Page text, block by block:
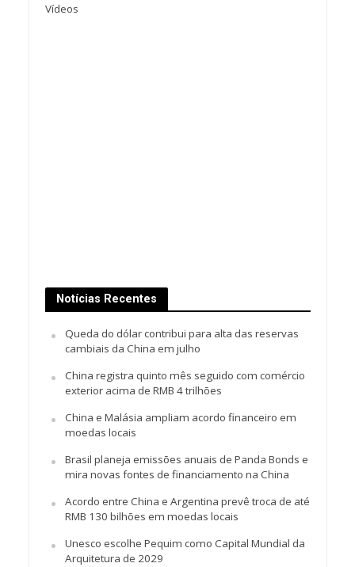
Vídeos
Notícias Recentes
Queda do dólar contribui para alta das reservas
cambiais da China em julho
China registra quinto mês seguido com comércio
exterior acima de RMB 4 trilhões
China e Malásia ampliam acordo financeiro em
moedas locais
Brasil planeja emissões anuais de Panda Bonds e
mira novas fontes de financiamento na China
Acordo entre China e Argentina prevê troca de até
RMB 130 bilhões em moedas locais
Unesco escolhe Pequim como Capital Mundial da
Arquitetura de 2029